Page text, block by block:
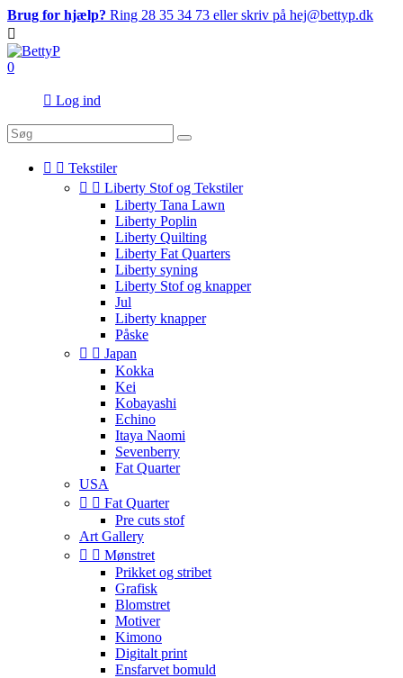
Brug for hjælp? Ring 28 35 34 73 eller skriv på hej@bettyp.dk

0
 Log ind
  Tekstiler
  Liberty Stof og Tekstiler
Liberty Tana Lawn
Liberty Poplin
Liberty Quilting
Liberty Fat Quarters
Liberty syning
Liberty Stof og knapper
Jul
Liberty knapper
Påske
  Japan
Kokka
Kei
Kobayashi
Echino
Itaya Naomi
Sevenberry
Fat Quarter
USA
  Fat Quarter
Pre cuts stof
Art Gallery
  Mønstret
Prikket og stribet
Grafisk
Blomstret
Motiver
Kimono
Digitalt print
Ensfarvet bomuld